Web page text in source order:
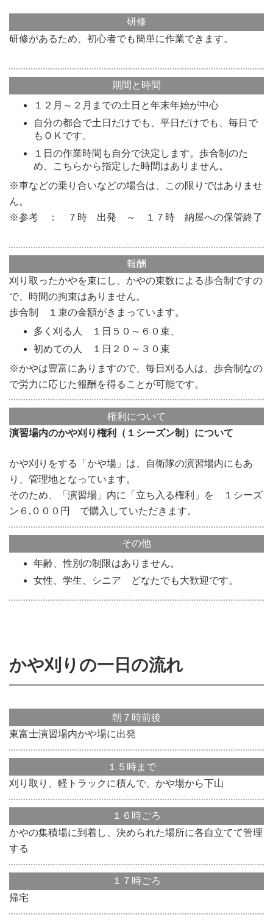
研修
研修があるため、初心者でも簡単に作業できます。
期間と時間
１２月～２月までの土日と年末年始が中心
自分の都合で土日だけでも、平日だけでも、毎日で
もＯＫです。
１日の作業時間も自分で決定します。歩合制のた
め、こちらから指定した時間はありません。
※車などの乗り合いなどの場合は、この限りではありませ
ん。
※参考 ： ７時 出発 ～ １７時 納屋への保管終了
報酬
刈り取ったかやを束にし、かやの束数による歩合制ですの
で、時間の拘束はありません。
歩合制 １束の金額がきまっています。
多く刈る人 １日５０～６０束、
初めての人 １日２０～３０束
※かやは豊富にありますので、毎日刈る人は、歩合制なの
で労力に応じた報酬を得ることが可能です。
権利について
演習場内のかや刈り権利（１シーズン制）について
かや刈りをする「かや場」は、自衛隊の演習場内にもあ
り、管理地となっています。
そのため、「演習場」内に「立ち入る権利」を １シーズ
ン６,０００円 で購入していただきます。
その他
年齢、性別の制限はありません。
女性、学生、シニア どなたでも大歓迎です。
かや刈りの一日の流れ
朝７時前後
東富士演習場内かや場に出発
１５時まで
刈り取り、軽トラックに積んで、かや場から下山
１６時ごろ
かやの集積場に到着し、決められた場所に各自立てて管理
する
１７時ごろ
帰宅